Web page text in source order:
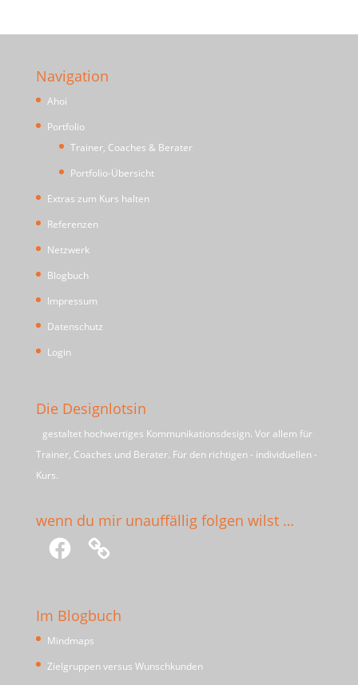
Navigation
Ahoi
Portfolio
Trainer, Coaches & Berater
Portfolio-Übersicht
Extras zum Kurs halten
Referenzen
Netzwerk
Blogbuch
Impressum
Datenschutz
Login
Die Designlotsin
gestaltet hochwertiges Kommunikationsdesign. Vor allem für
Trainer, Coaches und Berater. Für den richtigen - individuellen -
Kurs.
wenn du mir unauffällig folgen wilst …
Facebook
Im Blogbuch
Mindmaps
Zielgruppen versus Wunschkunden